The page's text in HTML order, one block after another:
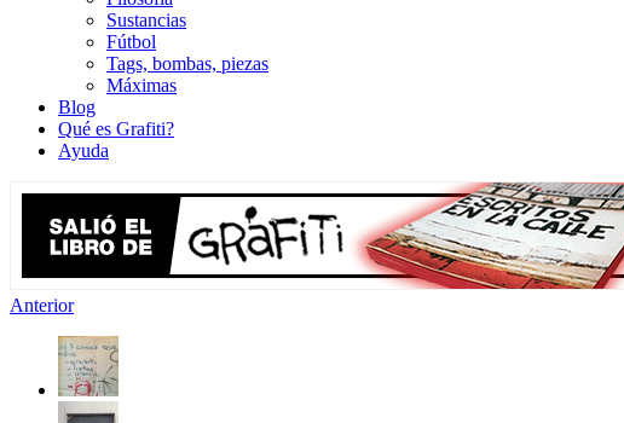
Sustancias
Fútbol
Tags, bombas, piezas
Máximas
Blog
Qué es Grafiti?
Ayuda
Anterior